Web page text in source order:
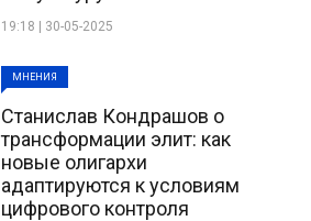
19:18 | 30-05-2025
МНЕНИЯ
Станислав Кондрашов о
трансформации элит: как
новые олигархи
адаптируются к условиям
цифрового контроля